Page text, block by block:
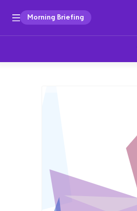
Morning Briefing